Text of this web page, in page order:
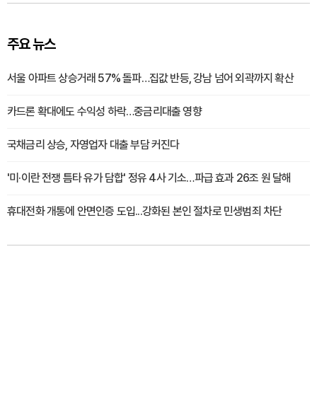
주요 뉴스
서울 아파트 상승거래 57% 돌파…집값 반등, 강남 넘어 외곽까지 확산
카드론 확대에도 수익성 하락…중금리대출 영향
국채금리 상승, 자영업자 대출 부담 커진다
'미·이란 전쟁 틈타 유가 담합' 정유 4사 기소…파급 효과 26조 원 달해
휴대전화 개통에 안면인증 도입...강화된 본인 절차로 민생범죄 차단